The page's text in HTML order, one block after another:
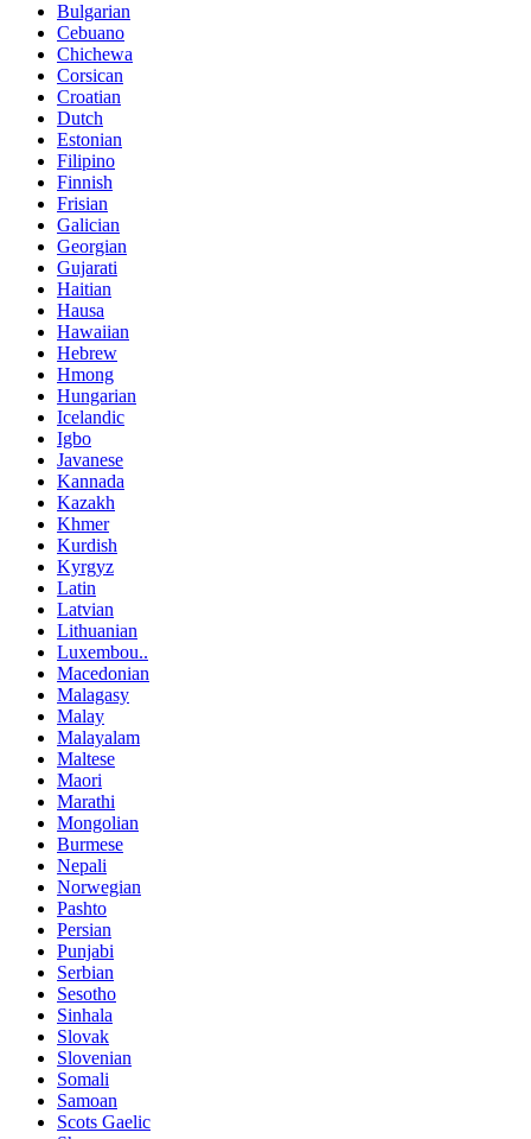
Bulgarian
Cebuano
Chichewa
Corsican
Croatian
Dutch
Estonian
Filipino
Finnish
Frisian
Galician
Georgian
Gujarati
Haitian
Hausa
Hawaiian
Hebrew
Hmong
Hungarian
Icelandic
Igbo
Javanese
Kannada
Kazakh
Khmer
Kurdish
Kyrgyz
Latin
Latvian
Lithuanian
Luxembou..
Macedonian
Malagasy
Malay
Malayalam
Maltese
Maori
Marathi
Mongolian
Burmese
Nepali
Norwegian
Pashto
Persian
Punjabi
Serbian
Sesotho
Sinhala
Slovak
Slovenian
Somali
Samoan
Scots Gaelic